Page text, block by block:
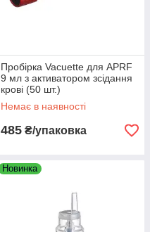
Пробірка Vacuette для APRF
9 мл з активатором зсідання
крові (50 шт.)
Немає в наявності
485 ₴/упаковка
Новинка